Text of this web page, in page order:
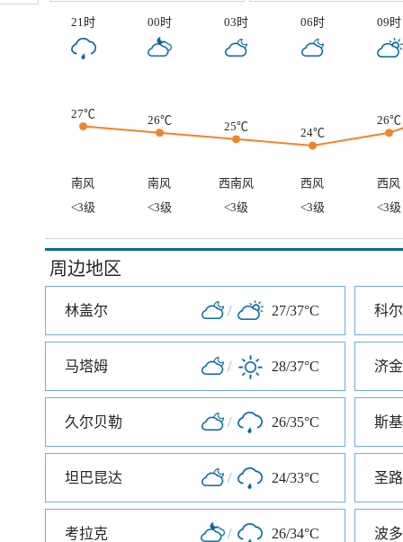
21时 00时 03时 06时 09时
27℃ 26℃ 25℃ 24℃
26℃
南风 南风 西南风 西风
西风
<3级
<3级 <3级 <3级 <3级
周边地区
林盖尔 / 27/37°C 科
马塔姆 / 28/37°C 济
久尔贝勒 / 26/35°C 斯
坦巴昆达 / 24/33°C 圣
考拉克 / 26/34°C 波